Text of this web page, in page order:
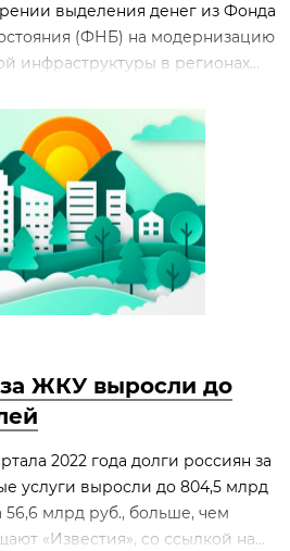
выделения денег из Фонда
(ФНБ) на модернизацию
инфраструктуры в регионах...
ЖКУ выросли до
2022 года долги россиян за
услуги выросли до 804,5 млрд
56,6 млрд руб., больше, чем
«Известия», со ссылкой на...